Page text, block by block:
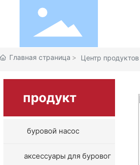
Главная страница Центр продуктов
продукт
буровой насос
аксессуары для буровог